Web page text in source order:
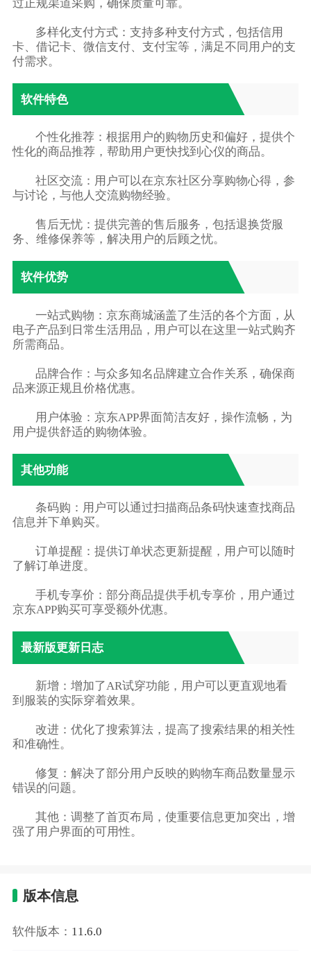
过正规渠道采购，确保质量可靠。
多样化支付方式：支持多种支付方式，包括信用
卡、借记卡、微信支付、支付宝等，满足不同用户的支
付需求。
软件特色
个性化推荐：根据用户的购物历史和偏好，提供个
性化的商品推荐，帮助用户更快找到心仪的商品。
社区交流：用户可以在京东社区分享购物心得，参
与讨论，与他人交流购物经验。
售后无忧：提供完善的售后服务，包括退换货服
务、维修保养等，解决用户的后顾之忧。
软件优势
一站式购物：京东商城涵盖了生活的各个方面，从
电子产品到日常生活用品，用户可以在这里一站式购齐
所需商品。
品牌合作：与众多知名品牌建立合作关系，确保商
品来源正规且价格优惠。
用户体验：京东APP界面简洁友好，操作流畅，为
用户提供舒适的购物体验。
其他功能
条码购：用户可以通过扫描商品条码快速查找商品
信息并下单购买。
订单提醒：提供订单状态更新提醒，用户可以随时
了解订单进度。
手机专享价：部分商品提供手机专享价，用户通过
京东APP购买可享受额外优惠。
最新版更新日志
新增：增加了AR试穿功能，用户可以更直观地看
到服装的实际穿着效果。
改进：优化了搜索算法，提高了搜索结果的相关性
和准确性。
修复：解决了部分用户反映的购物车商品数量显示
错误的问题。
其他：调整了首页布局，使重要信息更加突出，增
强了用户界面的可用性。
版本信息
软件版本： 11.6.0